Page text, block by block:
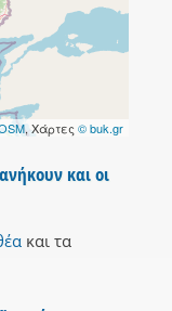
, Χάρτες © buk.gr
και οι
και τα